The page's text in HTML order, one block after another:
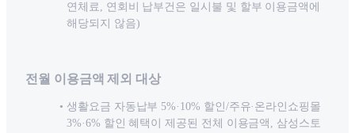
연체료, 연회비 납부건은 일시불 및 할부 이용금액에
해당되지 않음)
전월 이용금액 제외 대상
생활요금 자동납부 5%·10% 할인/주유·온라인쇼핑몰
3%·6% 할인 혜택이 제공된 전체 이용금액, 삼성스토